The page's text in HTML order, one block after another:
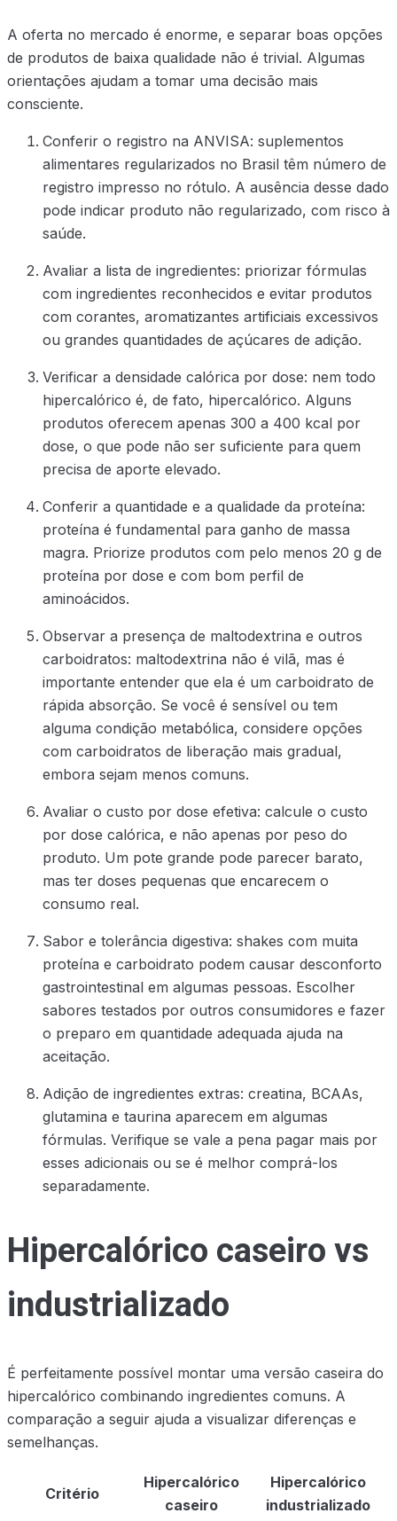
A oferta no mercado é enorme, e separar boas opções
de produtos de baixa qualidade não é trivial. Algumas
orientações ajudam a tomar uma decisão mais
consciente.
Conferir o registro na ANVISA: suplementos
alimentares regularizados no Brasil têm número de
registro impresso no rótulo. A ausência desse dado
pode indicar produto não regularizado, com risco à
saúde.
Avaliar a lista de ingredientes: priorizar fórmulas
com ingredientes reconhecidos e evitar produtos
com corantes, aromatizantes artificiais excessivos
ou grandes quantidades de açúcares de adição.
Verificar a densidade calórica por dose: nem todo
hipercalórico é, de fato, hipercalórico. Alguns
produtos oferecem apenas 300 a 400 kcal por
dose, o que pode não ser suficiente para quem
precisa de aporte elevado.
Conferir a quantidade e a qualidade da proteína:
proteína é fundamental para ganho de massa
magra. Priorize produtos com pelo menos 20 g de
proteína por dose e com bom perfil de
aminoácidos.
Observar a presença de maltodextrina e outros
carboidratos: maltodextrina não é vilã, mas é
importante entender que ela é um carboidrato de
rápida absorção. Se você é sensível ou tem
alguma condição metabólica, considere opções
com carboidratos de liberação mais gradual,
embora sejam menos comuns.
Avaliar o custo por dose efetiva: calcule o custo
por dose calórica, e não apenas por peso do
produto. Um pote grande pode parecer barato,
mas ter doses pequenas que encarecem o
consumo real.
Sabor e tolerância digestiva: shakes com muita
proteína e carboidrato podem causar desconforto
gastrointestinal em algumas pessoas. Escolher
sabores testados por outros consumidores e fazer
o preparo em quantidade adequada ajuda na
aceitação.
Adição de ingredientes extras: creatina, BCAAs,
glutamina e taurina aparecem em algumas
fórmulas. Verifique se vale a pena pagar mais por
esses adicionais ou se é melhor comprá-los
separadamente.
Hipercalórico caseiro vs
industrializado
É perfeitamente possível montar uma versão caseira do
hipercalórico combinando ingredientes comuns. A
comparação a seguir ajuda a visualizar diferenças e
semelhanças.
Critério
Hipercalórico
caseiro
Hipercalórico
industrializado